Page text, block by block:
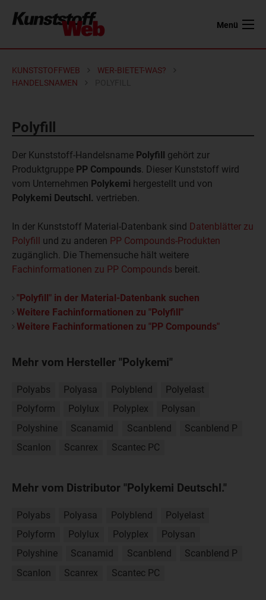
Menü
KUNSTSTOFFWEB
WER-BIETET-WAS?
HANDELSNAMEN
Polyfill
Der Kunststoff-Handelsname Polyfill gehört zur
Produktgruppe PP Compounds. Dieser Kunststoff wird
vom Unternehmen Polykemi hergestellt und von
Polykemi Deutschl. vertrieben.
In der Kunststoff Material-Datenbank sind Datenblätter zu
Polyfill und zu anderen PP Compounds-Produkten
zugänglich. Die Themensuche hält weitere
Fachinformationen zu PP Compounds bereit.
"Polyfill" in der Material-Datenbank suchen
Weitere Fachinformationen zu "Polyfill"
Weitere Fachinformationen zu "PP Compounds"
Mehr vom Hersteller "Polykemi"
Polyabs Polyasa Polyblend
Polyelast
Polyform
Polylux Polyplex
Polysan
Polyshine
Scanamid Scanblend
Scanblend P
Scanlon
Scanrex Scantec PC
Mehr vom Distributor "Polykemi Deutschl."
Polyabs Polyasa Polyblend
Polyelast
Polyform
Polylux Polyplex
Polysan
Polyshine
Scanamid Scanblend
Scanblend P
Scanlon
Scanrex Scantec PC